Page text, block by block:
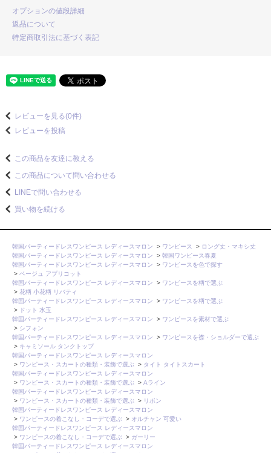
オプションの値段詳細
返品について
特定商取引法に基づく表記
レビューを見る(0件)
レビューを投稿
この商品を友達に教える
この商品について問い合わせる
LINEで問い合わせる
買い物を続ける
韓国パーティードレスワンピース レディースマロン > ワンピース > ロング丈・マキシ丈
韓国パーティードレスワンピース レディースマロン
> 韓国ワンピース春夏
韓国パーティードレスワンピース レディースマロン
> ワンピースを色で探す
> ベージュ アプリコット
韓国パーティードレスワンピース レディースマロン
> ワンピースを柄で選ぶ
> 花柄 小花柄 リバティ
韓国パーティードレスワンピース レディースマロン
> ワンピースを柄で選ぶ
>
ドット 水玉
韓国パーティードレスワンピース レディースマロン
> ワンピースを素材で選ぶ
> シフォン
韓国パーティードレスワンピース レディースマロン
> ワンピースを襟・ショルダーで選ぶ
> キャミソール タンクトップ
韓国パーティードレスワンピース レディースマロン
> ワンピース・スカートの種類・装飾で選ぶ > タイト タイトスカート
韓国パーティードレスワンピース レディースマロン
> ワンピース・スカートの種類・装飾で選ぶ > Aライン
韓国パーティードレスワンピース レディースマロン
> ワンピース・スカートの種類・装飾で選ぶ > リボン
韓国パーティードレスワンピース レディースマロン
> ワンピースの着こなし・コーデで選ぶ > オルチャン 可愛い
韓国パーティードレスワンピース レディースマロン
> ワンピースの着こなし・コーデで選ぶ > ガーリー
韓国パーティードレスワンピース レディースマロン